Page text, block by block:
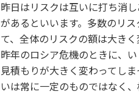
昨日はリスクは互いに打ち消
があるといいます。多数のリ
て、全体のリスクの額は大きく
昨年のロシア危機のときに、
見積もりが大きく変わってし
いは常に一定のものではなく